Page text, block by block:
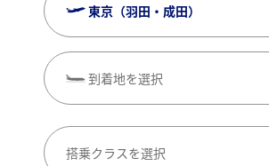
東京（羽田・成田）
到着地を選択
搭乗クラスを選択